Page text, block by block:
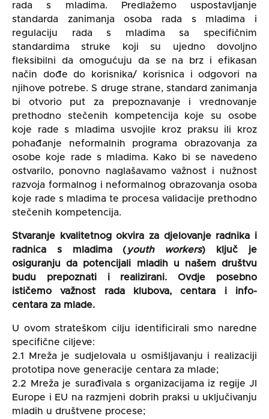
rada s mladima. Predlažemo uspostavljanje
standarda zanimanja osoba rada s mladima i
regulaciju rada s mladima sa specifičnim
standardima struke koji su ujedno dovoljno
fleksibilni da omogućuju da se na brz i efikasan
način dođe do korisnika/ korisnica i odgovori na
njihove potrebe. S druge strane, standard zanimanja
bi otvorio put za prepoznavanje i vrednovanje
prethodno stečenih kompetencija koje su osobe
koje rade s mladima usvojile kroz praksu ili kroz
pohađanje neformalnih programa obrazovanja za
osobe koje rade s mladima. Kako bi se navedeno
ostvarilo, ponovno naglašavamo važnost i nužnost
razvoja formalnog i neformalnog obrazovanja osoba
koje rade s mladima te procesa validacije prethodno
stečenih kompetencija.
Stvaranje kvalitetnogokvira za djelovanje radnika i
radnica s mladima (youth workers) ključ je
osiguranju da potencijali mladih u našem društvu
budu prepoznati i realizirani. Ovdje posebno
ističemo važnost rada klubova, centara i info-
centara za mlade.
U ovom strateškom cilju identificirali smo naredne
specifične ciljeve:
2.1 Mreža je sudjelovala u osmišljavanju i realizaciji
prototipa nove generacije centara za mlade;
2.2 Mreža je surađivala s organizacijama iz regije JI
Europe i EU na razmjeni dobrih praksi u uključivanju
mladih u društvene procese;